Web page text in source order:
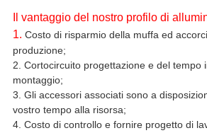
Il vantaggio del nostro profilo di
1. Costo di risparmio della muffa ed
produzione;
2. Cortocircuito progettazione e del tempo
montaggio;
3. Gli accessori associati sono a
vostro tempo alla risorsa;
4. Costo di controllo e fornire progetto di